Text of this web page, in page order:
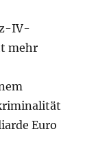
IV-
mehr
Euro